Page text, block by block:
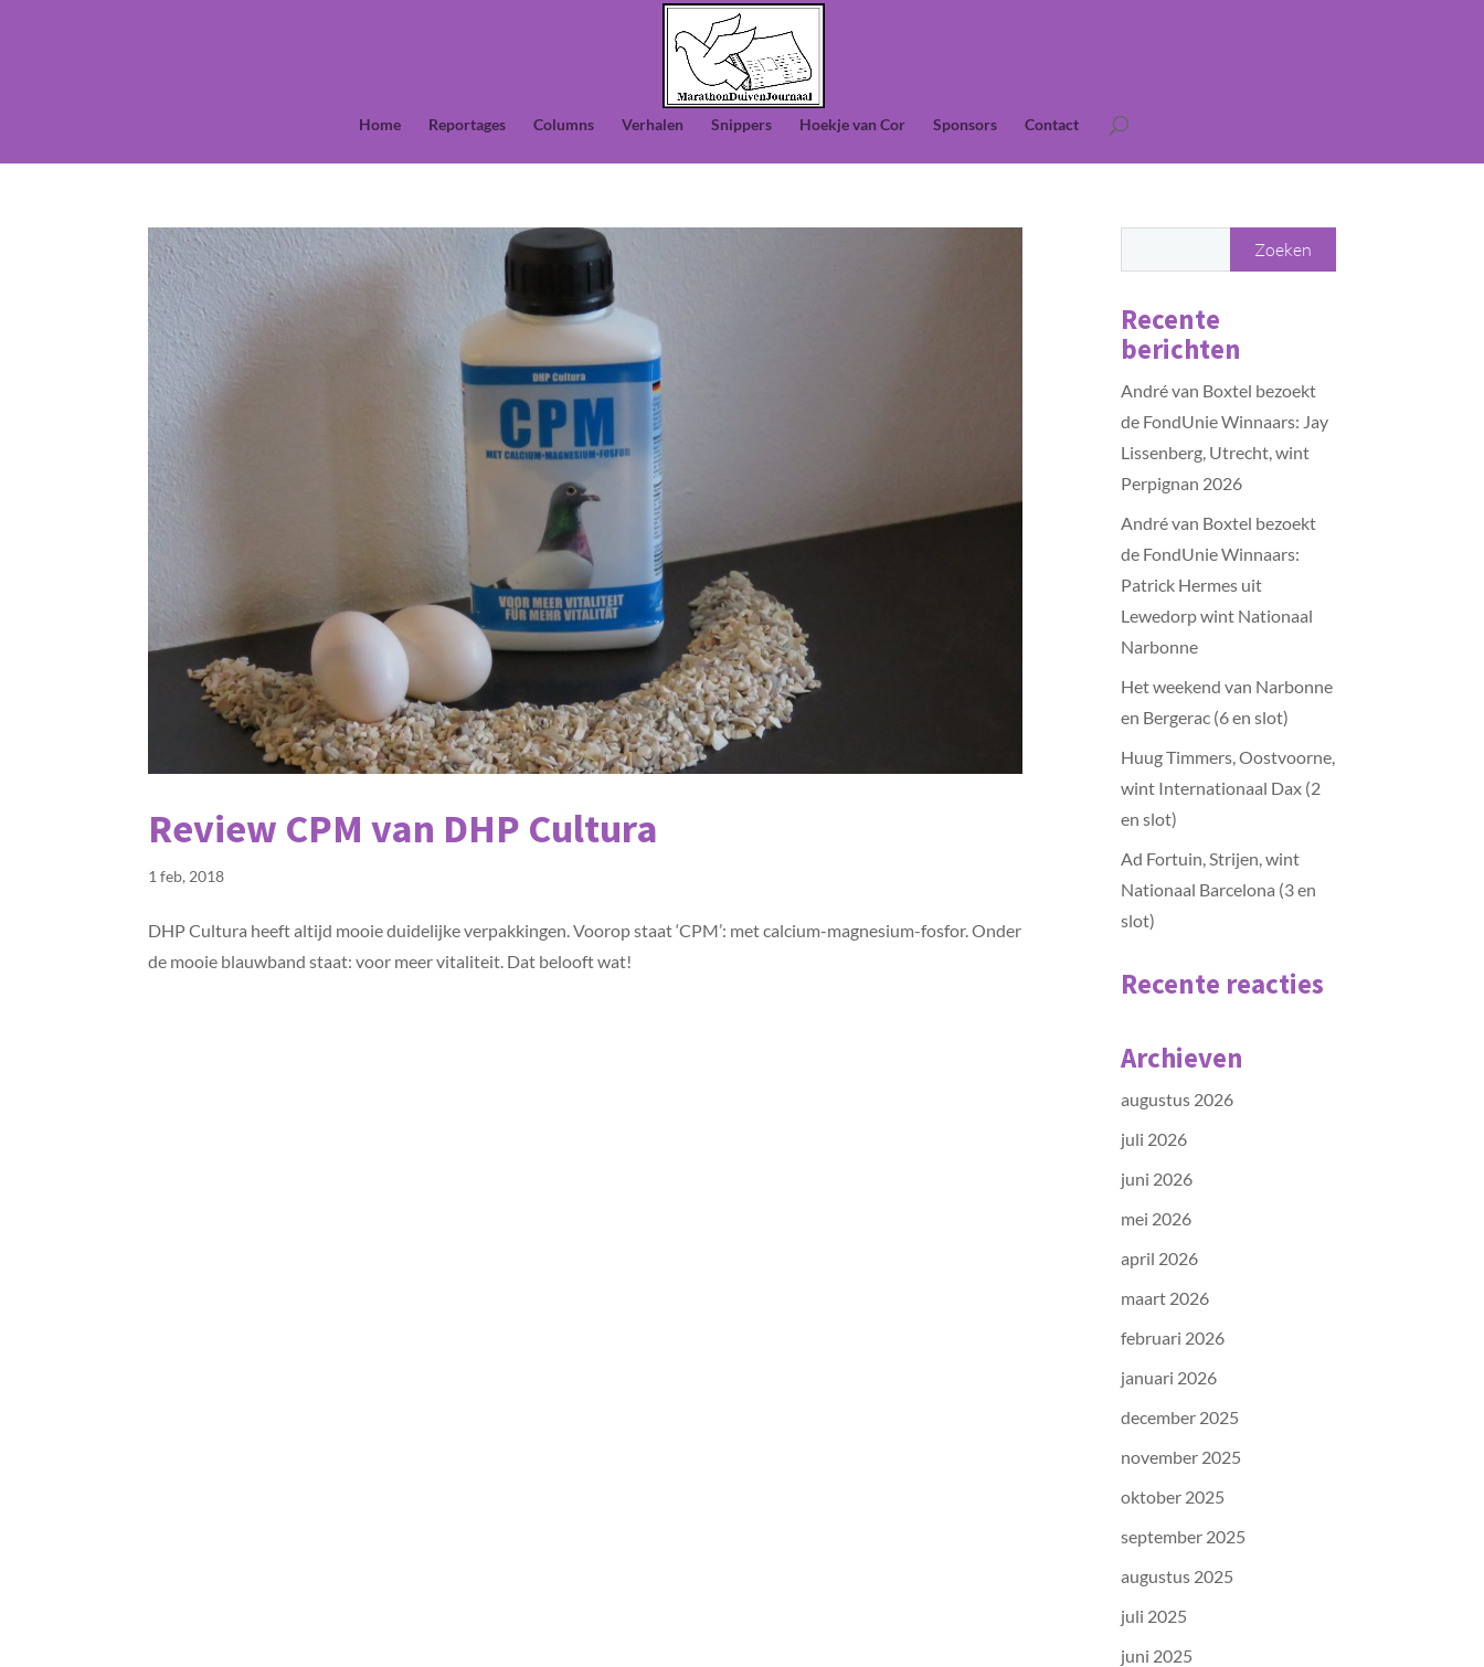
Home Reportages Columns Verhalen Snippers Hoekje van Cor Sponsors Contact
Review CPM van DHP Cultura
1 feb, 2018
DHP Cultura heeft altijd mooie duidelijke verpakkingen. Voorop staat ‘CPM’: met calcium-magnesium-fosfor. Onder
de mooie blauwband staat: voor meer vitaliteit. Dat belooft wat!
Recente
berichten
André van Boxtel bezoekt
de FondUnie Winnaars: Jay
Lissenberg, Utrecht, wint
Perpignan 2026
André van Boxtel bezoekt
de FondUnie Winnaars:
Patrick Hermes uit
Lewedorp wint Nationaal
Narbonne
Het weekend van Narbonne
en Bergerac (6 en slot)
Huug Timmers, Oostvoorne,
wint Internationaal Dax (2
en slot)
Ad Fortuin, Strijen, wint
Nationaal Barcelona (3 en
slot)
Recente reacties
Archieven
augustus 2026
juli 2026
juni 2026
mei 2026
april 2026
maart 2026
februari 2026
januari 2026
december 2025
november 2025
oktober 2025
september 2025
augustus 2025
juli 2025
juni 2025